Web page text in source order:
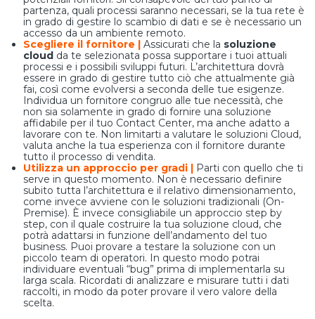
partenza, quali processi saranno necessari, se la tua rete è
in grado di gestire lo scambio di dati e se è necessario un
accesso da un ambiente remoto.
Scegliere il fornitore | Assicurati che la soluzione
cloud da te selezionata possa supportare i tuoi attuali
processi e i possibili sviluppi futuri. L’architettura dovrà
essere in grado di gestire tutto ciò che attualmente già
fai, così come evolversi a seconda delle tue esigenze.
Individua un fornitore congruo alle tue necessità, che
non sia solamente in grado di fornire una soluzione
affidabile per il tuo Contact Center, ma anche adatto a
lavorare con te. Non limitarti a valutare le soluzioni Cloud,
valuta anche la tua esperienza con il fornitore durante
tutto il processo di vendita.
Utilizza un approccio per gradi | Parti con quello che ti
serve in questo momento. Non è necessario definire
subito tutta l’architettura e il relativo dimensionamento,
come invece avviene con le soluzioni tradizionali (On-
Premise). È invece consigliabile un approccio step by
step, con il quale costruire la tua soluzione cloud, che
potrà adattarsi in funzione dell’andamento del tuo
business. Puoi provare a testare la soluzione con un
piccolo team di operatori. In questo modo potrai
individuare eventuali “bug” prima di implementarla su
larga scala. Ricordati di analizzare e misurare tutti i dati
raccolti, in modo da poter provare il vero valore della
scelta.